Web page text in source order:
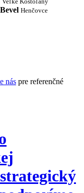
Henčovce
nás pre referenčné